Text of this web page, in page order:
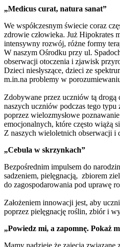
„Medicus curat, natura sanat”
We współczesnym świecie coraz
zdrowie człowieka. Już Hipokrates
intensywny rozwój, różne formy
W naszym Ośrodku przy ul.
obserwacji otoczenia i zjawisk
Dzieci niesłyszące, dzieci ze
m.in.na problemy w
Zdobywane przez uczniów tą
naszych uczniów podczas tego
poprzez wielozmysłowe
emocjonalnych, które często wiążą
Z naszych wieloletnich obserwacji i
„Cebula w skrzynkach”
Bezpośrednim impulsem do
sadzeniem, pielęgnacją, zbiorem
do zagospodarowania pod uprawę
Założeniem innowacji jest, aby
poprzez pielęgnację roślin, zbiór i
„Powiedz mi, a zapomnę. Pokaż
Mamy nadzieję że zajęcia